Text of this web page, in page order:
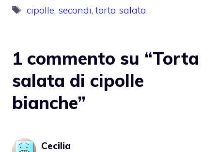
Tag
cipolle, secondi,torta salata
1 commento su “Torta
salata di cipolle
bianche”
Cecilia